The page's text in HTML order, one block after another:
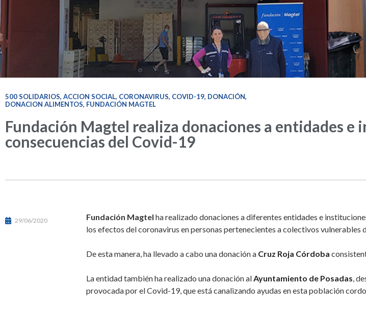
500 SOLIDARIOS, ACCION SOCIAL, CORONAVIRUS, COVID-19, DONACIÓN,
DONACION ALIMENTOS, FUNDACIÓN MAGTEL
Fundación Magtel realiza donaciones a entidades e
consecuencias del Covid-19
29/06/2020 Fundación Magtel ha realizado donaciones a diferentes entidades e
los efectos del coronavirus en personas pertenecientes a colectivos vulnerables
De esta manera, ha llevado a cabo una donación a Cruz Roja Córdoba
La entidad también ha realizado una donación al Ayuntamiento de Posadas ,
provocada por el Covid-19, que está canalizando ayudas en esta población